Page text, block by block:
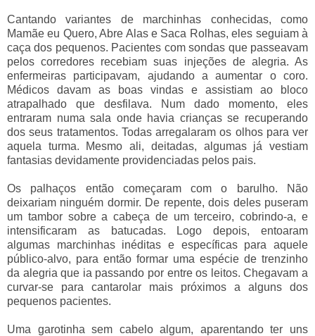
Cantando variantes de marchinhas conhecidas, como
Mamãe eu Quero, Abre Alas e Saca Rolhas, eles seguiam à
caça dos pequenos. Pacientes com sondas que passeavam
pelos corredores recebiam suas injeções de alegria. As
enfermeiras participavam, ajudando a aumentar o coro.
Médicos davam as boas vindas e assistiam ao bloco
atrapalhado que desfilava. Num dado momento, eles
entraram numa sala onde havia crianças se recuperando
dos seus tratamentos. Todas arregalaram os olhos para ver
aquela turma. Mesmo ali, deitadas, algumas já vestiam
fantasias devidamente providenciadas pelos pais.
Os palhaços então começaram com o barulho. Não
deixariam ninguém dormir. De repente, dois deles puseram
um tambor sobre a cabeça de um terceiro, cobrindo-a, e
intensificaram as batucadas. Logo depois, entoaram
algumas marchinhas inéditas e específicas para aquele
público-alvo, para então formar uma espécie de trenzinho
da alegria que ia passando por entre os leitos. Chegavam a
curvar-se para cantarolar mais próximos a alguns dos
pequenos pacientes.
Uma garotinha sem cabelo algum, aparentando ter uns